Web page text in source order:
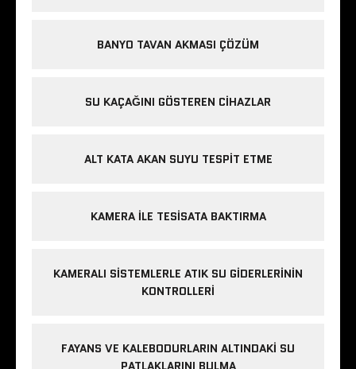
BANYO TAVAN AKMASI ÇÖZÜM
SU KAÇAĞINI GÖSTEREN CIHAZLAR
ALT KATA AKAN SUYU TESPIT ETME
KAMERA ILE TESISATA BAKTIRMA
KAMERALI SISTEMLERLE ATIK SU GIDERLERININ
KONTROLLERI
FAYANS VE KALEBODURLARIN ALTINDAKI SU